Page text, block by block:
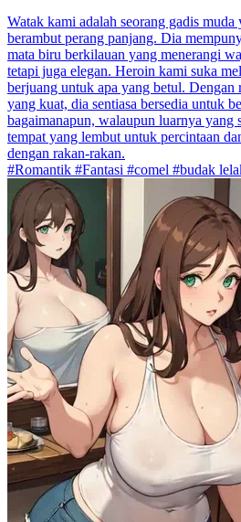
Watak kami adalah seorang gadis
berambut perang panjang. Dia
mata biru berkilauan yang menerangi
tetapi juga elegan. Heroin kami suka
berjuang untuk apa yang betul. Dengan
yang kuat, dia sentiasa bersedia untuk
bagaimanapun, walaupun luarnya yang
tempat yang lembut untuk percintaan
dengan rakan-rakan.
#Romantik #Fantasi #comel #budak